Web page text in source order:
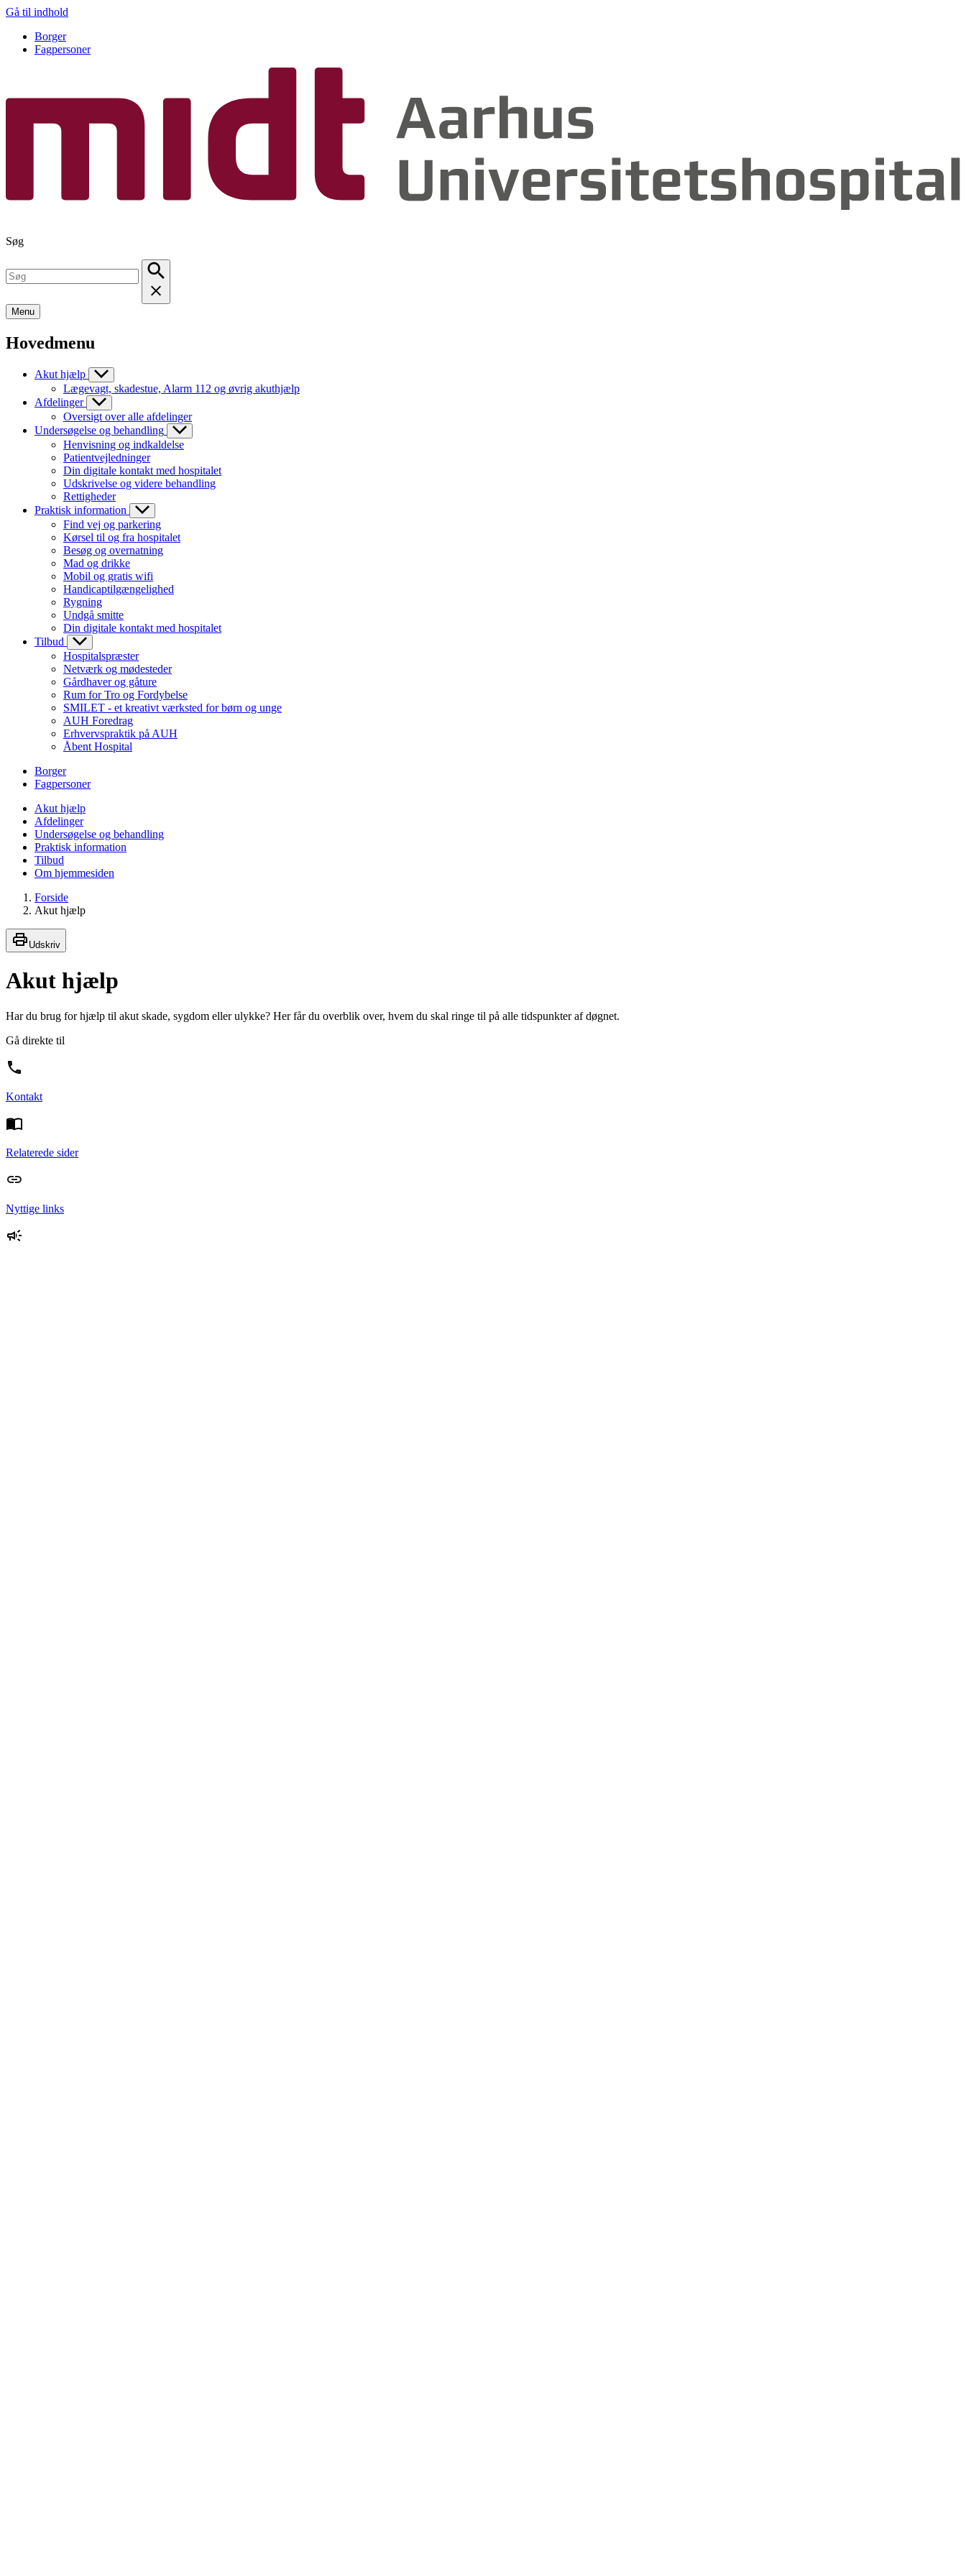
Gå til indhold
Borger
Fagpersoner
Søg
Menu
Hovedmenu
Akut hjælp
Lægevagt, skadestue, Alarm 112 og øvrig akuthjælp
Afdelinger
Oversigt over alle afdelinger
Undersøgelse og behandling
Henvisning og indkaldelse
Patientvejledninger
Din digitale kontakt med hospitalet
Udskrivelse og videre behandling
Rettigheder
Praktisk information
Find vej og parkering
Kørsel til og fra hospitalet
Besøg og overnatning
Mad og drikke
Mobil og gratis wifi
Handicaptilgængelighed
Rygning
Undgå smitte
Din digitale kontakt med hospitalet
Tilbud
Hospitalspræster
Netværk og mødesteder
Gårdhaver og gåture
Rum for Tro og Fordybelse
SMILET - et kreativt værksted for børn og unge
AUH Foredrag
Erhvervspraktik på AUH
Åbent Hospital
Borger
Fagpersoner
Akut hjælp
Afdelinger
Undersøgelse og behandling
Praktisk information
Tilbud
Om hjemmesiden
Forside
Akut hjælp
Udskriv
Akut hjælp
Har du brug for hjælp til akut skade, sygdom eller ulykke? Her får du overblik over, hvem du skal ringe til på alle tidspunkter af døgnet.
Gå direkte til
Kontakt
Relaterede sider
Nyttige links